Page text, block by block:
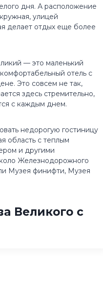
дня. А расположение
улицей
делает отдых еще более
— это маленький
отель с
Это совсем не так,
здесь стремительно,
с каждым днем.
недорогую гостиницу
область с теплым
и другими
Железнодорожного
Музея финифти, Музея
Великого с